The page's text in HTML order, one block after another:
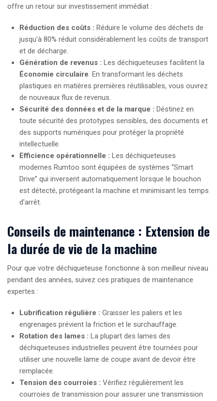
offre un retour sur investissement immédiat :
Réduction des coûts : Réduire le volume des déchets de
jusqu'à 80% réduit considérablement les coûts de transport
et de décharge.
Génération de revenus : Les déchiqueteuses facilitent la
Économie circulaire. En transformant les déchets
plastiques en matières premières réutilisables, vous ouvrez
de nouveaux flux de revenus.
Sécurité des données et de la marque : Déstinez en
toute sécurité des prototypes sensibles, des documents et
des supports numériques pour protéger la propriété
intellectuelle.
Efficience opérationnelle : Les déchiqueteuses
modernes Rumtoo sont équipées de systèmes “Smart
Drive” qui inversent automatiquement lorsque le bouchon
est détecté, protégeant la machine et minimisant les temps
d'arrêt.
Conseils de maintenance : Extension de
la durée de vie de la machine
Pour que votre déchiqueteuse fonctionne à son meilleur niveau
pendant des années, suivez ces pratiques de maintenance
expertes :
Lubrification régulière : Graisser les paliers et les
engrenages prévient la friction et le surchauffage.
Rotation des lames : La plupart des lames des
déchiqueteuses industrielles peuvent être tournées pour
utiliser une nouvelle lame de coupe avant de devoir être
remplacée.
Tension des courroies : Vérifiez régulièrement les
courroies de transmission pour assurer une transmission